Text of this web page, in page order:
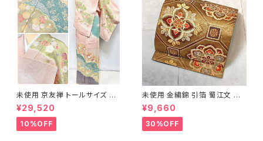
未使用 京友禅 トールサイズ 染
め分け 金彩 訪問着 袷 正絹 ピ
ンク 黄緑 紫 黄色 1438
¥29,520
10%OFF
未使用 金繍錦 引箔 蜀江文 唐
織 華紋 袋帯 正絹 金糸 ゴール
ド 赤 紫 710
¥9,660
30%OFF